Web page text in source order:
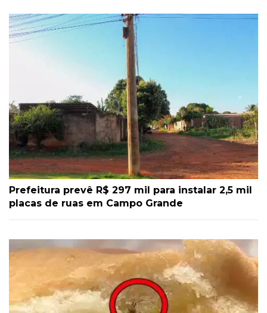
Prefeitura prevê R$ 297 mil para instalar 2,5 mil
placas de ruas em Campo Grande